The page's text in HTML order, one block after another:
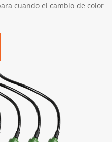
cuando el cambio de color